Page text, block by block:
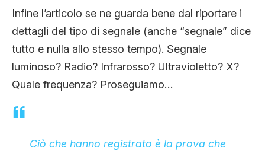
Infine l’articolo se ne guarda bene dal riportare i
dettagli del tipo di segnale (anche “segnale” dice
tutto e nulla allo stesso tempo). Segnale
luminoso? Radio? Infrarosso? Ultravioletto? X?
Quale frequenza? Proseguiamo…
Ciò che hanno registrato è la prova che